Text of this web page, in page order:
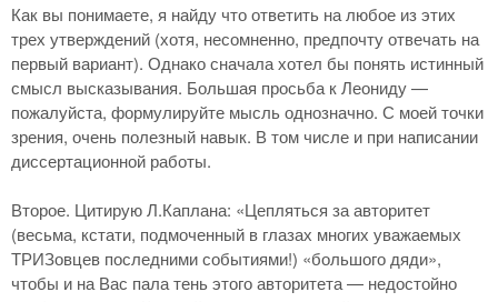
Как вы понимаете, я найду что ответить на любое из этих
трех утверждений (хотя, несомненно, предпочту отвечать на
первый вариант). Однако сначала хотел бы понять истинный
смысл высказывания. Большая просьба к Леониду —
пожалуйста, формулируйте мысль однозначно. С моей точки
зрения, очень полезный навык. В том числе и при написании
диссертационной работы.
Второе. Цитирую Л.Каплана: «Цепляться за авторитет
(весьма, кстати, подмоченный в глазах многих уважаемых
ТРИЗовцев последними событиями!) «большого дяди»,
чтобы и на Вас пала тень этого авторитета — недостойно